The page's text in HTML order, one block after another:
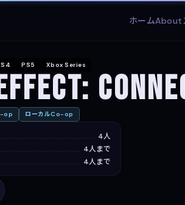
ホームAbout
PS5 Xbox Series
op ローカルCo-op
4人
4人まで
4人まで